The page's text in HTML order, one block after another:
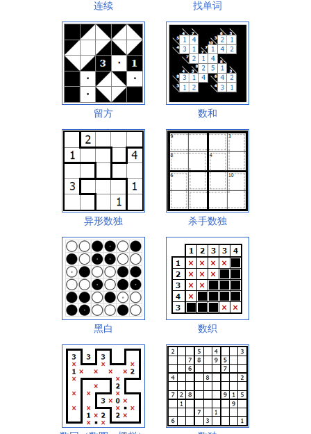
连续 找单词
留方 数和
异形数独 杀手数独
黑白 数织